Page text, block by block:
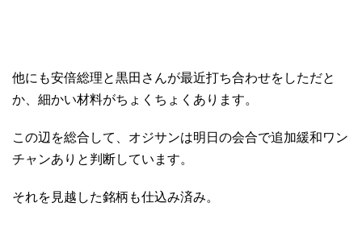
他にも安倍総理と黒田さんが最近打ち合わせをしただと
か、細かい材料がちょくちょくあります。
この辺を総合して、オジサンは明日の会合で追加緩和ワン
チャンありと判断しています。
それを見越した銘柄も仕込み済み。